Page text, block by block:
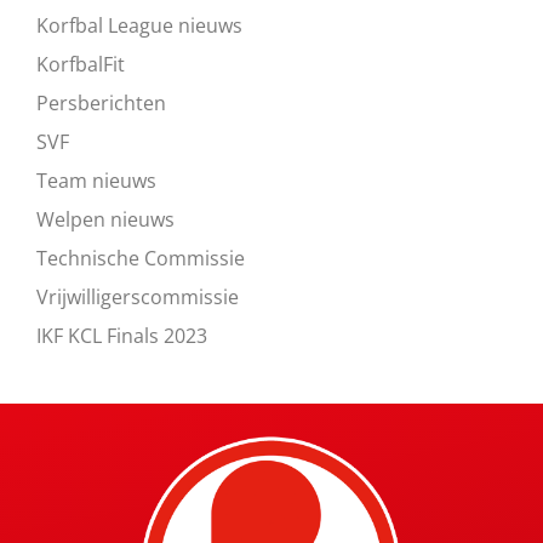
Korfbal League nieuws
KorfbalFit
Persberichten
SVF
Team nieuws
Welpen nieuws
Technische Commissie
Vrijwilligerscommissie
IKF KCL Finals 2023